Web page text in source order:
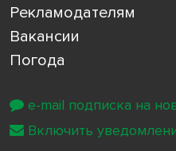
Рекламодателям
Вакансии
Погода
e-mail подписка на
Включить